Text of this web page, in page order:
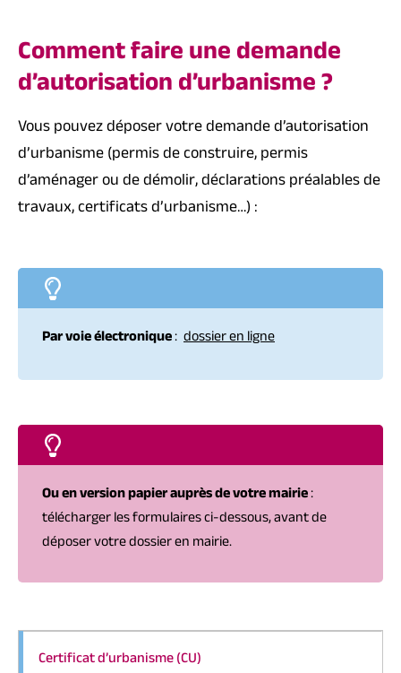
Comment faire une demande
d’autorisation d’urbanisme ?
Vous pouvez déposer votre demande d’autorisation
d’urbanisme (permis de construire, permis
d’aménager ou de démolir, déclarations préalables de
travaux, certificats d’urbanisme…) :
Par voie électronique: dossier en ligne
Ou en version papier auprès de votre mairie:
télécharger les formulaires ci-dessous, avant de
déposer votre dossier en mairie.
Certificat d’urbanisme (CU)